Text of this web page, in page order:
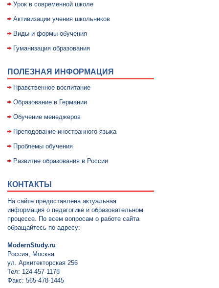
Уpок в совpеменной школе
Активизации учения школьников
Виды и формы обучения
Гуманизация образования
ПОЛЕЗНАЯ ИНФОРМАЦИЯ
Нравственное воспитание
Образование в Германии
Обучение менеджеров
Преподование иностранного языка
Проблемы обучения
Развитие образования в России
КОНТАКТЫ
На сайте предоставлена актуальная
информация о педагогике и образовательном
процессе. По всем вопросам о работе сайта
обращайтесь по адресу:
ModernStudy.ru
Россия, Москва
ул. Архитекторская 256
Тел: 124-457-1178
Факс: 565-478-1445